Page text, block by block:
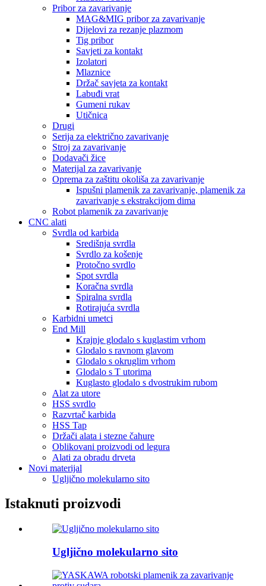
Pribor za zavarivanje
MAG&MIG pribor za zavarivanje
Dijelovi za rezanje plazmom
Tig pribor
Savjeti za kontakt
Izolatori
Mlaznice
Držač savjeta za kontakt
Labuđi vrat
Gumeni rukav
Utičnica
Drugi
Serija za električno zavarivanje
Stroj za zavarivanje
Dodavači žice
Materijal za zavarivanje
Oprema za zaštitu okoliša za zavarivanje
Ispušni plamenik za zavarivanje, plamenik za
zavarivanje s ekstrakcijom dima
Robot plamenik za zavarivanje
CNC alati
Svrdla od karbida
Središnja svrdla
Svrdlo za košenje
Protočno svrdlo
Spot svrdla
Koračna svrdla
Spiralna svrdla
Rotirajuća svrdla
Karbidni umetci
End Mill
Krajnje glodalo s kuglastim vrhom
Glodalo s ravnom glavom
Glodalo s okruglim vrhom
Glodalo s T utorima
Kuglasto glodalo s dvostrukim rubom
Alat za utore
HSS svrdlo
Razvrtač karbida
HSS Tap
Držači alata i stezne čahure
Oblikovani proizvodi od legura
Alati za obradu drveta
Novi materijal
Ugljično molekularno sito
Istaknuti proizvodi
Ugljično molekularno sito